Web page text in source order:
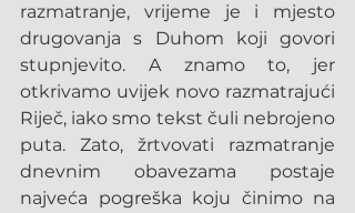
razmatranje, vrijeme je i mjesto
drugovanja s Duhom koji govori
stupnjevito. A znamo to, jer
otkrivamo uvijek novo razmatrajući
Riječ, iako smo tekst čuli nebrojeno
puta. Zato, žrtvovati razmatranje
dnevnim obavezama postaje
najveća pogreška koju činimo na